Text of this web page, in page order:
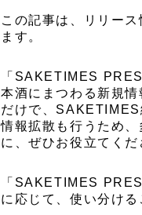
この記事は、リリー
ます。
「SAKETIMES
本酒にまつわる新規
だけで、
情報拡散も行うため
に、ぜひお役立てくだ
「SAKETIMES
に応じて、使い分ける